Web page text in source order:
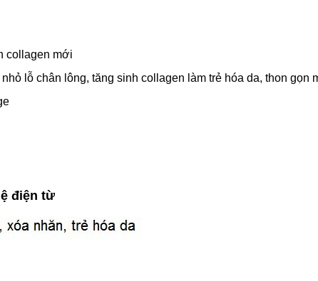
collagen mới
lỗ chân lông, tăng sinh collagen làm trẻ hóa da, thon gọn
điện từ